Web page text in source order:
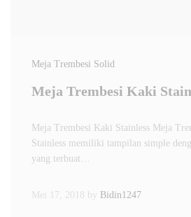
Meja Trembesi Solid
Meja Trembesi Kaki
Meja Trembesi Kaki Stainless Meja
Stainless memiliki tampilan simple
yang terbuat…
Mei 17, 2018 by Bidin1247